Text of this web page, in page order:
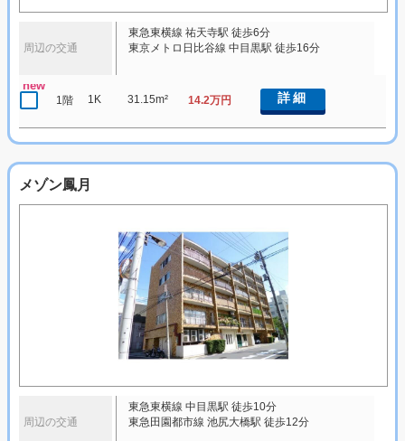
周辺の交通
東急東横線 祐天寺駅 徒歩6分
東京メトロ日比谷線 中目黒駅 徒歩16分
new
1階 1K 31.15m² 14.2万円 詳細
メゾン鳳月
周辺の交通
東急東横線 中目黒駅 徒歩10分
東急田園都市線 池尻大橋駅 徒歩12分